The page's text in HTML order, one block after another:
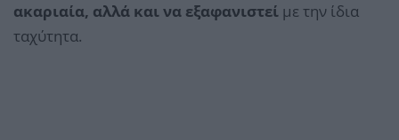
ακαριαία, αλλά και να εξαφανιστεί με την ίδια
ταχύτητα.